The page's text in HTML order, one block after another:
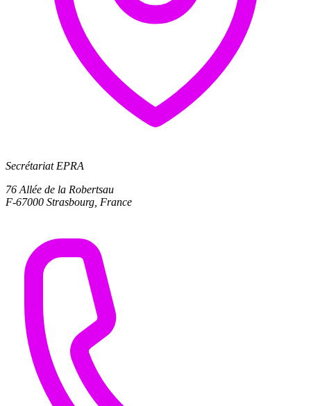
Secrétariat EPRA
76 Allée de la Robertsau
F-67000 Strasbourg, France